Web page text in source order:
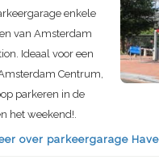
enkele
van Amsterdam
Ideaal voor een
Centrum,
parkeren in de
het weekend!.
over parkeergarage